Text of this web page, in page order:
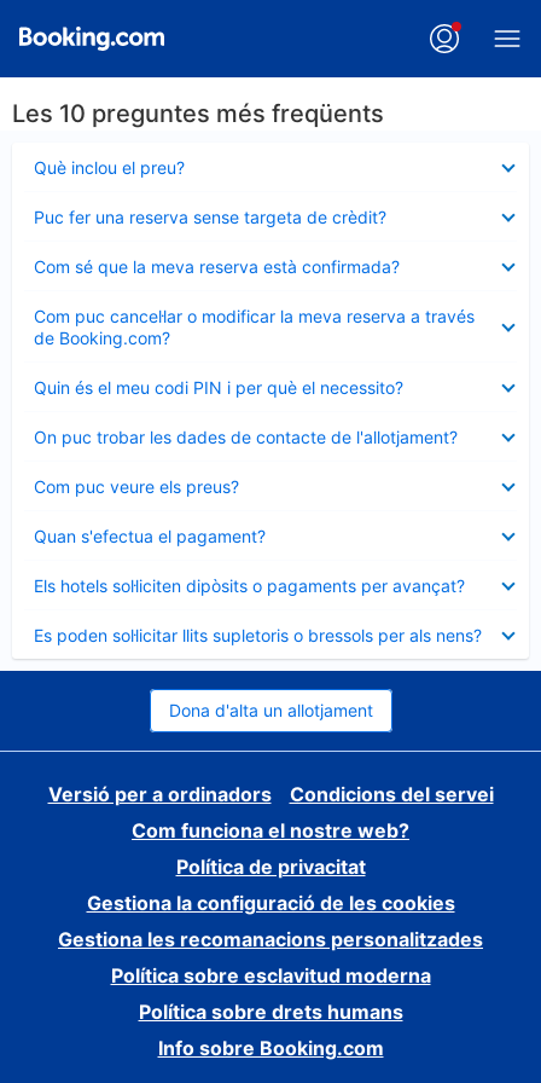
Les 10 preguntes més freqüents
Què inclou el preu?
tancat
Puc fer una reserva sense targeta de crèdit?
tancat
Com sé que la meva reserva està confirmada?
tancat
Com puc cancel·lar o modificar la meva reserva a través
de Booking.com?
tancat
Quin és el meu codi PIN i per què el necessito?
tancat
On puc trobar les dades de contacte de l'allotjament?
tancat
Com puc veure els preus?
tancat
Quan s'efectua el pagament?
tancat
Els hotels sol·liciten dipòsits o pagaments per avançat?
tancat
Es poden sol·licitar llits supletoris o bressols per als nens?
tancat
Dona d'alta un allotjament
Versió per a ordinadors
Condicions del servei
Com funciona el nostre web?
Política de privacitat
Gestiona la configuració de les cookies
Gestiona les recomanacions personalitzades
Política sobre esclavitud moderna
Política sobre drets humans
Info sobre Booking.com